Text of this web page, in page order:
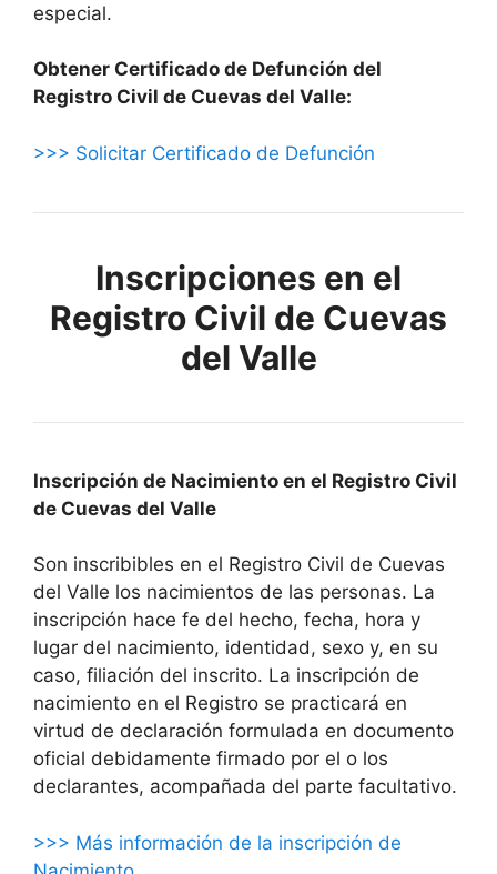
especial.
Obtener Certificado de Defunción del
Registro Civil de Cuevas del Valle:
>>> Solicitar Certificado de Defunción
Inscripciones en el
Registro Civil de Cuevas
del Valle
Inscripción de Nacimiento en el Registro Civil
de Cuevas del Valle
Son inscribibles en el Registro Civil de Cuevas
del Valle los nacimientos de las personas. La
inscripción hace fe del hecho, fecha, hora y
lugar del nacimiento, identidad, sexo y, en su
caso, filiación del inscrito. La inscripción de
nacimiento en el Registro se practicará en
virtud de declaración formulada en documento
oficial debidamente firmado por el o los
declarantes, acompañada del parte facultativo.
>>> Más información de la inscripción de